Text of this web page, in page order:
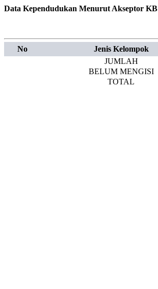
Data Kependudukan Menurut Akseptor KB
No
Jenis Kelompok
JUMLAH
BELUM MENGISI
TOTAL